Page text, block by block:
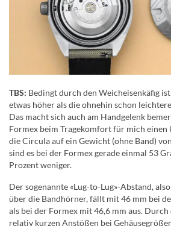
TBS: Bedingt durch den Weicheisenkäfig
etwas höher als die ohnehin schon
Das macht sich auch am Handgelenk
Formex beim Tragekomfort für mich einen
die Circula auf ein Gewicht (ohne Band)
sind es bei der Formex gerade einmal 53
Prozent weniger.
Der sogenannte «Lug-to-Lug»-Abstand,
über die Bandhörner, fällt mit 46 mm bei
als bei der Formex mit 46,6 mm aus. Durch
relativ kurzen Anstößen bei